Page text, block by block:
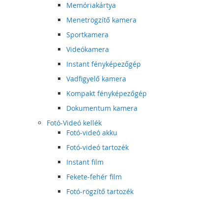
Memóriakártya
Menetrögzítő kamera
Sportkamera
Videókamera
Instant fényképezőgép
Vadfigyelő kamera
Kompakt fényképezőgép
Dokumentum kamera
Fotó-Videó kellék
Fotó-videó akku
Fotó-videó tartozék
Instant film
Fekete-fehér film
Fotó-rögzítő tartozék